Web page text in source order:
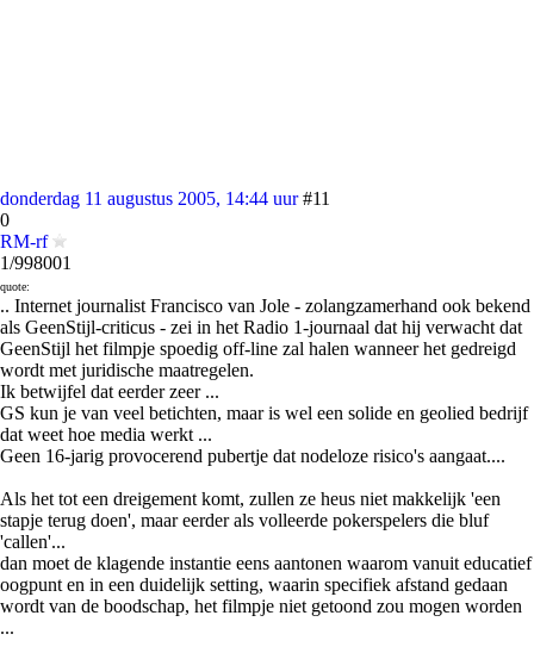
donderdag 11 augustus 2005, 14:44 uur #11
0
RM-rf
1/998001
quote:
.. Internet journalist Francisco van Jole - zolangzamerhand ook bekend
als GeenStijl-criticus - zei in het Radio 1-journaal dat hij verwacht dat
GeenStijl het filmpje spoedig off-line zal halen wanneer het gedreigd
wordt met juridische maatregelen.
Ik betwijfel dat eerder zeer ...
GS kun je van veel betichten, maar is wel een solide en geolied bedrijf
dat weet hoe media werkt ...
Geen 16-jarig provocerend pubertje dat nodeloze risico's aangaat....
Als het tot een dreigement komt, zullen ze heus niet makkelijk 'een
stapje terug doen', maar eerder als volleerde pokerspelers die bluf
'callen'...
dan moet de klagende instantie eens aantonen waarom vanuit educatief
oogpunt en in een duidelijk setting, waarin specifiek afstand gedaan
wordt van de boodschap, het filmpje niet getoond zou mogen worden
...